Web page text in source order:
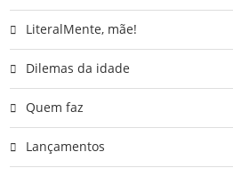
LiteralMente, mãe!
Dilemas da idade
Quem faz
Lançamentos